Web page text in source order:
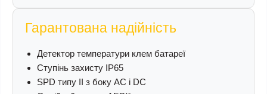
Гарантована надійність
Детектор температури клем батареї
Ступінь захисту IP65
SPD типу II з боку AC і DC